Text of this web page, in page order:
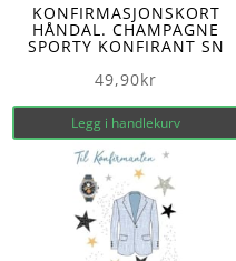
KONFIRMASJONSKORT
HÅNDAL. CHAMPAGNE
SPORTY KONFIRANT SN
49,90kr
Legg i handlekurv